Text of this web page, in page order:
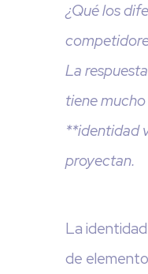
¿Qué los
La
tiene
**identidad
proyectan.
La
de